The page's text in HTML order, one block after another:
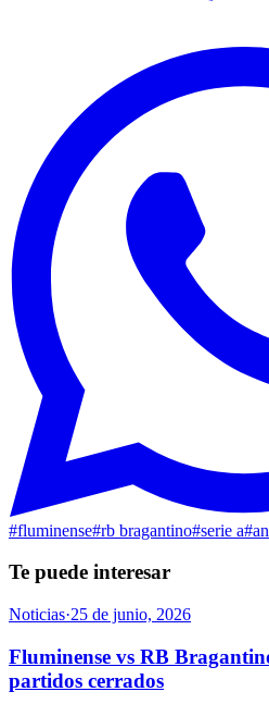
#fluminense#rb bragantino#serie a#
Te puede interesar
Noticias·25 de junio, 2026
Fluminense vs RB
partidos cerrados